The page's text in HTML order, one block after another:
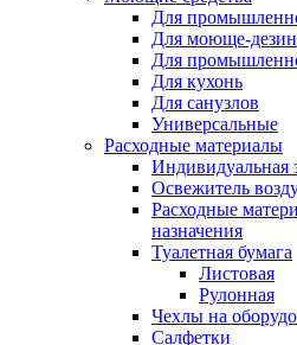
Для
Для моюще-
Для
Для кухонь
Для санузлов
Универсальные
Расходные материалы
Индивидуальная
Освежитель
Расходные
назначения
Туалетная бумага
Листовая
Рулонная
Чехлы на
Салфетки